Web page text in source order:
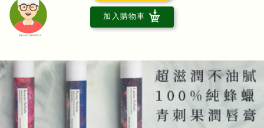
頭像生成器: 快樂家庭網上店
加入購物車